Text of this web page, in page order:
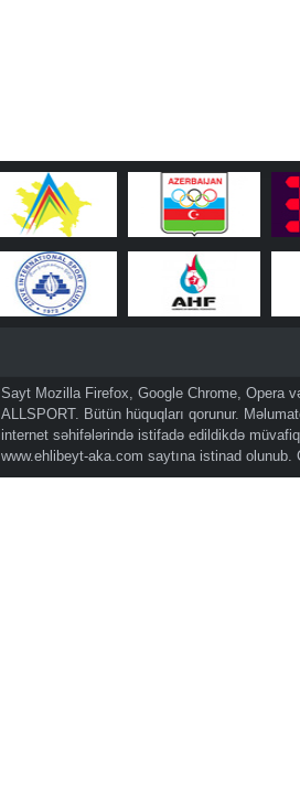
Sayt Mozilla Firefox, Google Chrome, Opera
ALLSPORT. Bütün hüquqları qorunur.
internet səhifələrində istifadə edildikdə
www.ehlibeyt-aka.com saytına istinad olunub.